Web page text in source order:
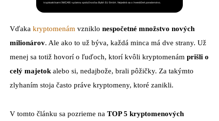
Vďaka kryptomenám vzniklo nespočetné množstvo nových
milionárov. Ale ako to už býva, každá minca má dve strany. Už
menej sa totiž hovorí o ľuďoch, ktorí kvôli kryptomenám prišli o
celý majetokalebo si, nedajbože, brali pôžičky. Za takýmto
zlyhaním stoja často práve kryptomeny, ktoré zanikli.
V tomto článku sa pozrieme na TOP 5 kryptomenových